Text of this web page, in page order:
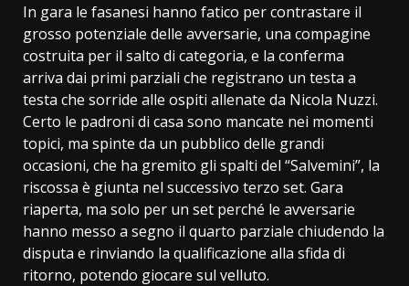
In gara le fasanesi hanno fatico per contrastare il
grosso potenziale delle avversarie, una compagine
costruita per il salto di categoria, e la conferma
arriva dai primi parziali che registrano un testa a
testa che sorride alle ospiti allenate da Nicola Nuzzi.
Certo le padroni di casa sono mancate nei momenti
topici, ma spinte da un pubblico delle grandi
occasioni, che ha gremito gli spalti del “Salvemini”, la
riscossa è giunta nel successivo terzo set. Gara
riaperta, ma solo per un set perché le avversarie
hanno messo a segno il quarto parziale chiudendo la
disputa e rinviando la qualificazione alla sfida di
ritorno, potendo giocare sul velluto.